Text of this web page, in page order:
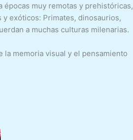
muy remotas y prehistóricas,
exóticos: Primates, dinosaurios,
a muchas culturas milenarias.
la memoria visual y el pensamiento